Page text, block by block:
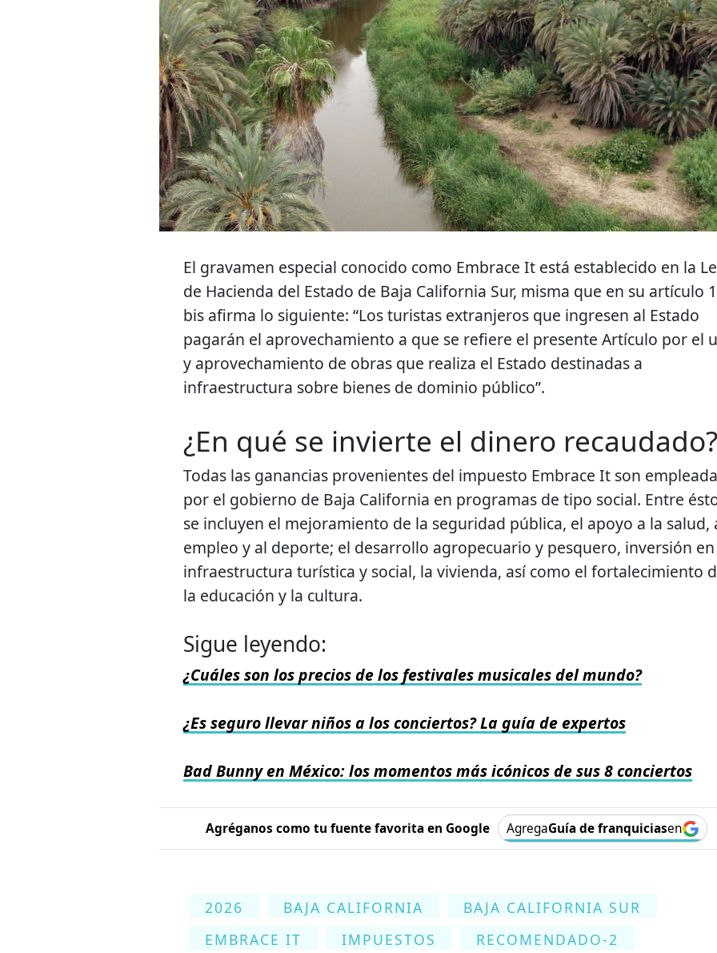
El gravamen especial conocido como Embrace It está establecido en la
de Hacienda del Estado de Baja California Sur, misma que en su artículo
bis afirma lo siguiente: “Los turistas extranjeros que ingresen al Estado
pagarán el aprovechamiento a que se refiere el presente Artículo por el
y aprovechamiento de obras que realiza el Estado destinadas a
infraestructura sobre bienes de dominio público”.
¿En qué se invierte el dinero recaudado?
Todas las ganancias provenientes del impuesto Embrace It son
por el gobierno de Baja California en programas de tipo social. Entre
se incluyen el mejoramiento de la seguridad pública, el apoyo a la salud,
empleo y al deporte; el desarrollo agropecuario y pesquero, inversión
infraestructura turística y social, la vivienda, así como el fortalecimiento
la educación y la cultura.
Sigue leyendo:
¿Cuáles son los precios de los festivales musicales del mundo?
¿Es seguro llevar niños a los conciertos? La guía de expertos
Bad Bunny en México: los momentos más icónicos de sus 8 conciertos
Agréganos como tu fuente favorita en Google AgregaGuía de franquiciasen
2026 BAJA CALIFORNIA
BAJA CALIFORNIA SUR
EMBRACE IT
IMPUESTOS RECOMENDADO-2